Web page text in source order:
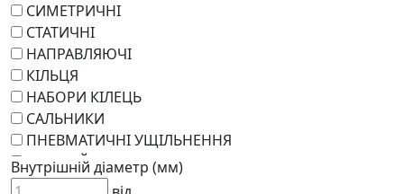
СИМЕТРИЧНІ
СТАТИЧНІ
НАПРАВЛЯЮЧІ
КІЛЬЦЯ
НАБОРИ КІЛЕЦЬ
САЛЬНИКИ
ПНЕВМАТИЧНІ УЩІЛЬНЕННЯ
РОТАЦІЙНІ
РЕМКОМПЛЕКТИ
Внутрішній діаметр (мм)